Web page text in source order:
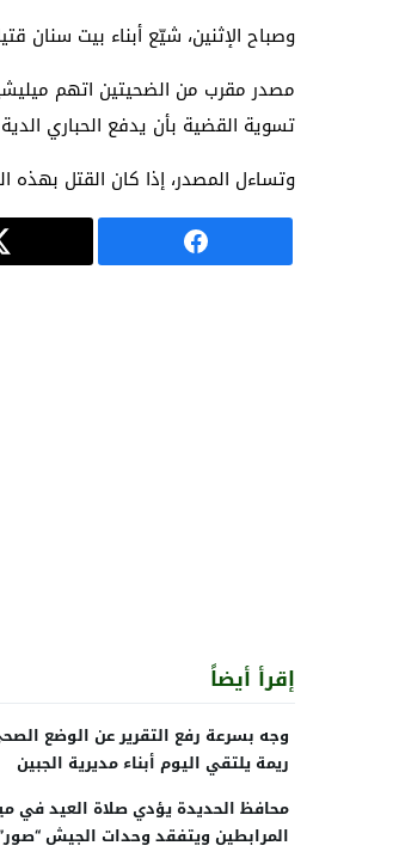
وصباح الإثنين، شيّع أبناء بيت سنان
مصدر مقرب من الضحيتين اتهم
تسوية القضية بأن يدفع الحباري
وتساءل المصدر، إذا كان القتل
إقرأ أيضاً
وجه بسرعة رفع التقرير عن الوضع
ريمة يلتقي اليوم أبناء مديرية الجبين
محافظ الحديدة يؤدي صلاة العيد في
المرابطين ويتفقد وحدات الجيش